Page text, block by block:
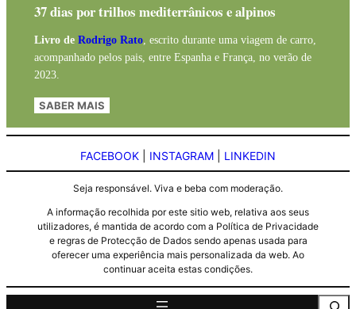
37 dias por trilhos mediterrânicos e alpinos
Livro de Rodrigo Rato, escrito durante uma viagem de carro,
acompanhado pelos pais, entre Espanha e França, no verão de
2023.
SABER MAIS
FACEBOOK INSTAGRAM LINKEDIN
Seja responsável. Viva e beba com moderação.
A informação recolhida por este sitio web, relativa aos seus
utilizadores, é mantida de acordo com a Política de Privacidade
e regras de Protecção de Dados sendo apenas usada para
oferecer uma experiência mais personalizada da web. Ao
continuar aceita estas condições.